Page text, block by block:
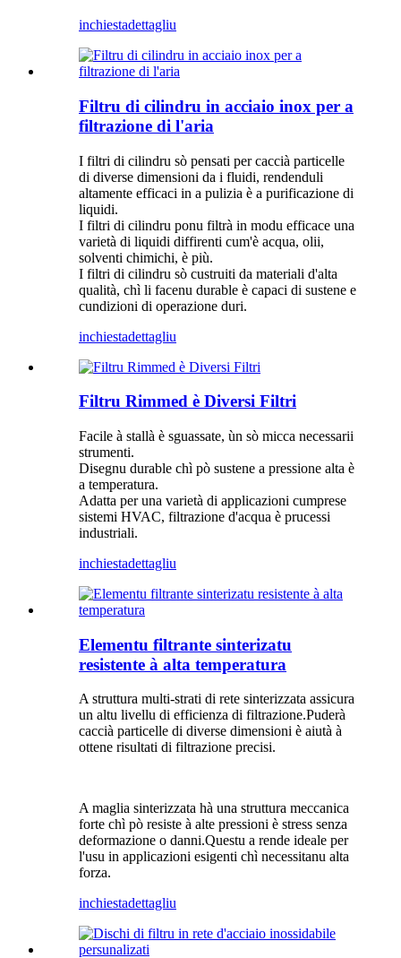
inchiestadettagliu
Filtru di cilindru in acciaio inox per a
filtrazione di l'aria
I filtri di cilindru sò pensati per caccià particelle
di diverse dimensioni da i fluidi, rendenduli
altamente efficaci in a pulizia è a purificazione di
liquidi.
I filtri di cilindru ponu filtrà in modu efficace una
varietà di liquidi diffirenti cum'è acqua, olii,
solventi chimichi, è più.
I filtri di cilindru sò custruiti da materiali d'alta
qualità, chì li facenu durable è capaci di sustene e
cundizioni di operazione duri.
inchiestadettagliu
Filtru Rimmed è Diversi Filtri
Facile à stallà è sguassate, ùn sò micca necessarii
strumenti.
Disegnu durable chì pò sustene a pressione alta è
a temperatura.
Adatta per una varietà di applicazioni cumprese
sistemi HVAC, filtrazione d'acqua è prucessi
industriali.
inchiestadettagliu
Elementu filtrante sinterizatu
resistente à alta temperatura
A struttura multi-strati di rete sinterizzata assicura
un altu livellu di efficienza di filtrazione.Puderà
caccià particelle di diverse dimensioni è aiutà à
ottene risultati di filtrazione precisi.
A maglia sinterizzata hà una struttura meccanica
forte chì pò resiste à alte pressioni è stress senza
deformazione o danni.Questu a rende ideale per
l'usu in applicazioni esigenti chì necessitanu alta
forza.
inchiestadettagliu